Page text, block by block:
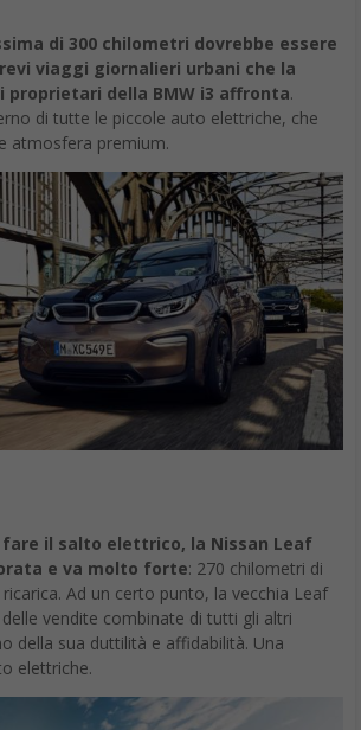
di 300 chilometri dovrebbe essere
viaggi giornalieri urbani che la
proprietari della BMW i3 affronta.
di tutte le piccole auto elettriche, che
atmosfera premium.
fare il salto elettrico, la Nissan Leaf
e va molto forte: 270 chilometri di
Ad un certo punto, la vecchia Leaf
vendite combinate di tutti gli altri
della sua duttilità e affidabilità. Una
elettriche.